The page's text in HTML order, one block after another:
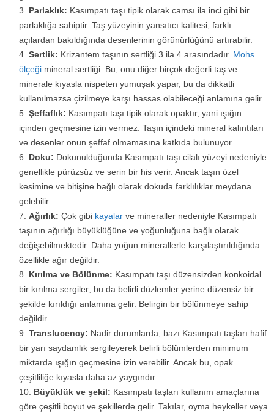
Parlaklık: Kasımpatı taşı tipik olarak camsı ila inci gibi bir
parlaklığa sahiptir. Taş yüzeyinin yansıtıcı kalitesi, farklı
açılardan bakıldığında desenlerinin görünürlüğünü artırabilir.
Sertlik: Krizantem taşının sertliği 3 ila 4 arasındadır. Mohs
ölçeği mineral sertliği. Bu, onu diğer birçok değerli taş ve
minerale kıyasla nispeten yumuşak yapar, bu da dikkatli
kullanılmazsa çizilmeye karşı hassas olabileceği anlamına gelir.
Şeffaflık: Kasımpatı taşı tipik olarak opaktır, yani ışığın
içinden geçmesine izin vermez. Taşın içindeki mineral kalıntıları
ve desenler onun şeffaf olmamasına katkıda bulunuyor.
Doku: Dokunulduğunda Kasımpatı taşı cilalı yüzeyi nedeniyle
genellikle pürüzsüz ve serin bir his verir. Ancak taşın özel
kesimine ve bitişine bağlı olarak dokuda farklılıklar meydana
gelebilir.
Ağırlık: Çok gibi kayalar ve mineraller nedeniyle Kasımpatı
taşının ağırlığı büyüklüğüne ve yoğunluğuna bağlı olarak
değişebilmektedir. Daha yoğun minerallerle karşılaştırıldığında
özellikle ağır değildir.
Kırılma ve Bölünme: Kasımpatı taşı düzensizden konkoidal
bir kırılma sergiler; bu da belirli düzlemler yerine düzensiz bir
şekilde kırıldığı anlamına gelir. Belirgin bir bölünmeye sahip
değildir.
Translucency: Nadir durumlarda, bazı Kasımpatı taşları hafif
bir yarı saydamlık sergileyerek belirli bölümlerden minimum
miktarda ışığın geçmesine izin verebilir. Ancak bu, opak
çeşitliliğe kıyasla daha az yaygındır.
Büyüklük ve şekil: Kasımpatı taşları kullanım amaçlarına
göre çeşitli boyut ve şekillerde gelir. Takılar, oyma heykeller veya